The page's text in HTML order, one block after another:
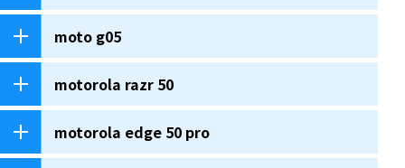
moto g05
motorola razr 50
motorola edge 50 pro